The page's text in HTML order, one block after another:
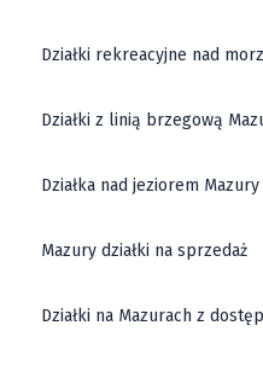
Działki rekreacyjne nad
Działki z linią brzegową
Działka nad jeziorem Mazury
Mazury działki na sprzedaż
Działki na Mazurach z